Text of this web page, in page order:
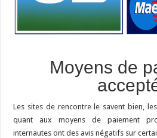
Moyens de
Les sites de rencontre le savent bien,
quant aux moyens de paiement
internautes ont des avis négatifs sur